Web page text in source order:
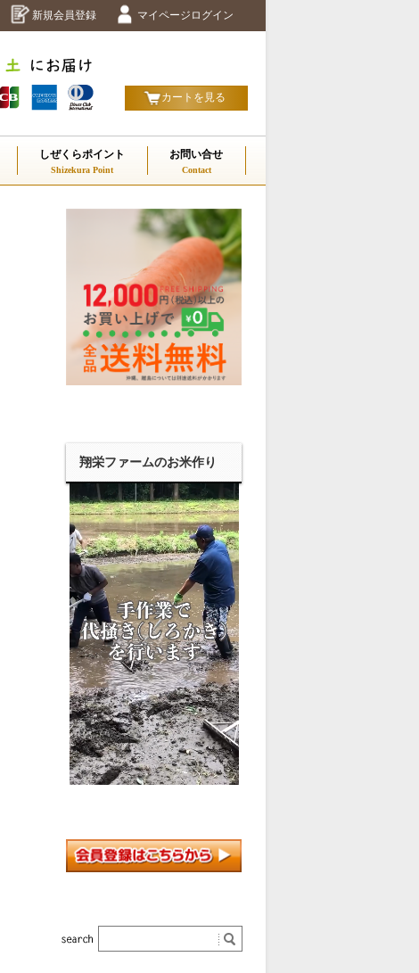
新規会員登録 マイページログイン
カートを見る
しぜくらポイント お問い合せ
翔栄ファームのお米作り